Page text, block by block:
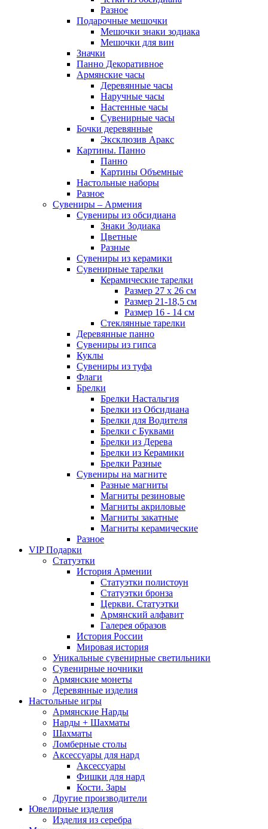
Разное
Подарочные мешочки
Мешочки знаки зодиака
Мешочки для вин
Значки
Панно Декоративное
Армянские часы
Деревянные часы
Наручные часы
Настенные часы
Сувенирные часы
Бочки деревянные
Эксклюзив Аракс
Картины. Панно
Панно
Картины Объемные
Настольные наборы
Разное
Сувениры – Армения
Сувениры из обсидиана
Знаки Зодиака
Цветные
Разные
Сувениры из керамики
Сувенирные тарелки
Керамические тарелки
Размер 27 х 26 см
Размер 21-18,5 см
Размер 16 - 14 см
Стеклянные тарелки
Деревянные панно
Сувениры из гипса
Куклы
Сувениры из туфа
Флаги
Брелки
Брелки Настальгия
Брелки из Обсидиана
Брелки для Водителя
Брелки с Буквами
Брелки из Дерева
Брелки из Керамики
Брелки Разные
Сувениры на магните
Разные магниты
Магниты резиновые
Магниты акриловые
Магниты закатные
Магниты керамические
Разное
VIP Подарки
Статуэтки
История Армении
Статуэтки полистоун
Статуэтки бронза
Церкви. Статуэтки
Армянский алфавит
Галерея образов
История России
Мировая история
Уникальные сувенирные светильники
Сувенирные ночники
Армянские монеты
Деревянные изделия
Настольные игры
Армянские Нарды
Нарды + Шахматы
Шахматы
Ломберные столы
Аксессуары для нард
Аксессуары
Фишки для нард
Кости. Зары
Другие производители
Ювелирные изделия
Изделия из серебра